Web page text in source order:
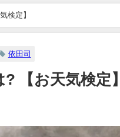
検定】
依田司
【お天気検定】